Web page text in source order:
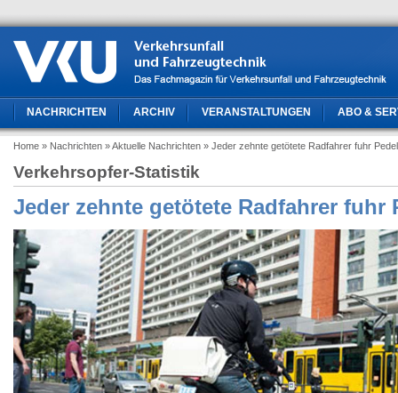
NACHRICHTEN ARCHIV VERANSTALTUNGEN ABO &
Home » Nachrichten » Aktuelle Nachrichten » Jeder zehnte getötete Radfahrer fuhr
Verkehrsopfer-Statistik
Jeder zehnte getötete Radfahrer fuhr